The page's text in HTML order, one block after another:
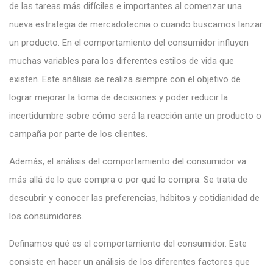
de las tareas más difíciles e importantes al comenzar una
nueva estrategia de mercadotecnia o cuando buscamos lanzar
un producto. En el comportamiento del consumidor influyen
muchas variables para los diferentes estilos de vida que
existen. Este análisis se realiza siempre con el objetivo de
lograr mejorar la toma de decisiones y poder reducir la
incertidumbre sobre cómo será la reacción ante un producto o
campaña por parte de los clientes.
Además, el análisis del comportamiento del consumidor va
más allá de lo que compra o por qué lo compra. Se trata de
descubrir y conocer las preferencias, hábitos y cotidianidad de
los consumidores.
Definamos qué es el comportamiento del consumidor. Este
consiste en hacer un análisis de los diferentes factores que